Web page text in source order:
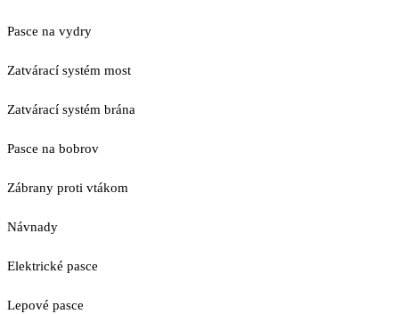
Pasce na vydry
Zatvárací systém most
Zatvárací systém brána
Pasce na bobrov
Zábrany proti vtákom
Návnady
Elektrické pasce
Lepové pasce